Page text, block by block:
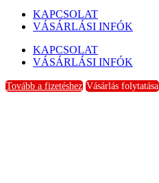
KAPCSOLAT
VÁSÁRLÁSI INFÓK
KAPCSOLAT
VÁSÁRLÁSI INFÓK
Tovább a fizetéshez Vásárlás folytatása